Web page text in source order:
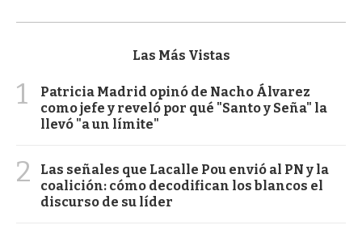
Las Más Vistas
1
Patricia Madrid opinó de Nacho Álvarez
como jefe y reveló por qué "Santo y Seña" la
llevó "a un límite"
2
Las señales que Lacalle Pou envió al PN y la
coalición: cómo decodifican los blancos el
discurso de su líder